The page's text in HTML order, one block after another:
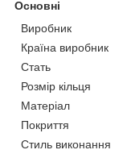
Основні
Виробник
Країна виробник
Стать
Розмір кільця
Матеріал
Покриття
Стиль виконання